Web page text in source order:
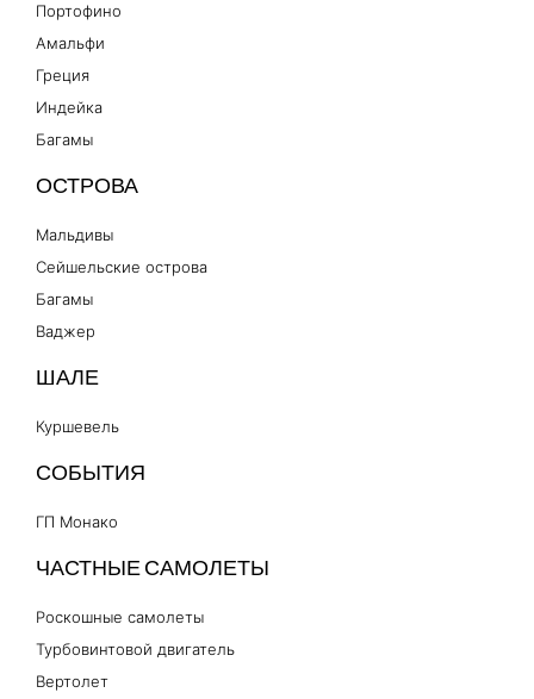
Портофино
Амальфи
Греция
Индейка
Багамы
ОСТРОВА
Мальдивы
Сейшельские острова
Багамы
Ваджер
ШАЛЕ
Куршевель
СОБЫТИЯ
ГП Монако
ЧАСТНЫЕ САМОЛЕТЫ
Роскошные самолеты
Турбовинтовой двигатель
Вертолет